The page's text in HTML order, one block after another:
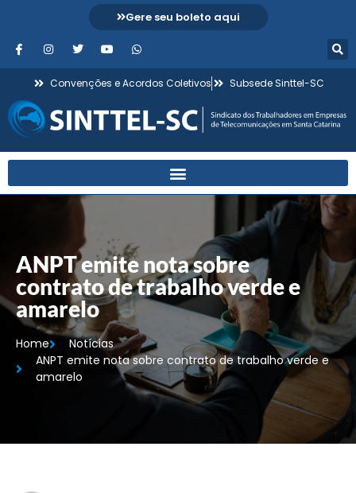
Gere seu boleto aqui
Convenções e Acordos Coletivos Subsede Sinttel-SC
ANPT emite nota sobre
contrato de trabalho verde e
amarelo
Home
Notícias
ANPT emite nota sobre contrato de trabalho verde e
amarelo